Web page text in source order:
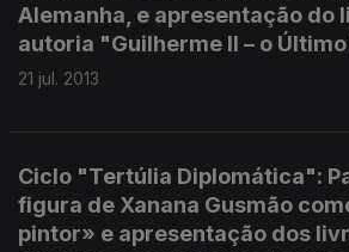
Alemanha, e apresentação do
autoria "Guilherme II – o
21 jul. 2013
Ciclo "Tertúlia Diplomática":
figura de Xanana Gusmão
pintor» e apresentação dos